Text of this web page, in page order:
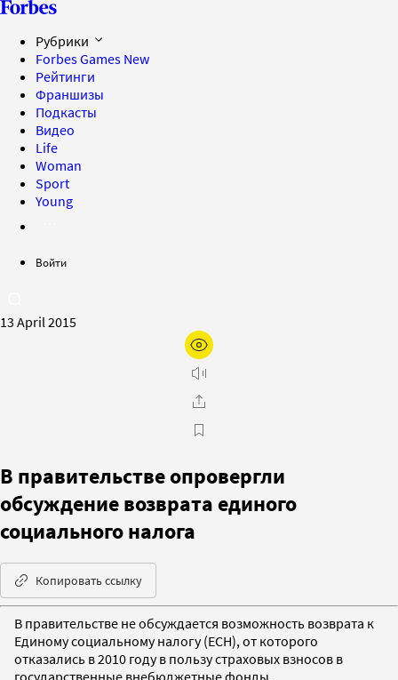
Рубрики
Forbes Games New
Рейтинги
Франшизы
Подкасты
Видео
Life
Woman
Sport
Young
Войти
13 April 2015
В правительстве опровергли
обсуждение возврата единого
социального налога
Копировать ссылку
В правительстве не обсуждается возможность возврата к
Единому социальному налогу (ЕСН), от которого
отказались в 2010 году в пользу страховых взносов в
государственные внебюджетные фонды,